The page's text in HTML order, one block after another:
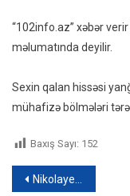
“102info.az” xəbər
məlumatında deyilir.
Sexin qalan hissəsi
mühafizə bölmələri
Baxış Sayı: 152
Yazı
Nikolayev bombardman edildi: Ölən və yaralananlar var